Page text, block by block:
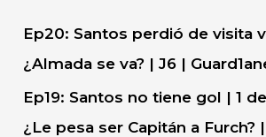
r
:
Ep20: Santos perdió de visita
¿Almada se va? | J6 |
Ep19: Santos no tiene gol | 1
¿Le pesa ser Capitán a Furch?